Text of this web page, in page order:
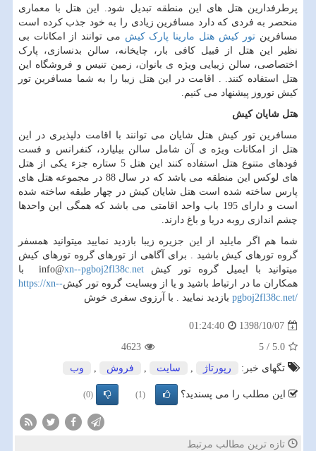
پرطرفدارین هتل های این منطقه تبدیل شود. این هتل با معماری
منحصر به فردی که دارد مسافرین زیادی را به خود جذب کرده است
مسافرین تور کیش هتل مارینا پارک کیش می توانند از امکانات بی
نظیر این هتل از قبیل کافی بار، چایخانه، سالن بدنسازی، پارک
اختصاصی، سالن زیبایی ویژه ی بانوان، زمین تنیس و فروشگاه این
هتل استفاده کنند. . اقامت در این هتل زیبا را به شما مسافرین تور
کیش نوروز پیشنهاد می کنیم.
هتل شایان کیش
مسافرین تور کیش هتل شایان می توانند با اقامت دلپذیری در این
هتل از امکانات ویژه ی آن شامل سالن بیلیارد، کنفرانس و فست
فودهای متنوع هتل استفاده کنند این هتل 5 ستاره جزء یکی از هتل
های لوکس این منطقه می باشد که در سال 88 در مجموعه هتل های
پارس ساخته شده است هتل شایان کیش در چهار طبقه ساخته شده
است و دارای 195 باب واحد اقامتی می باشد که همگی این واحدها
چشم اندازی روبه دریا و باغ دارند.
شما هم اگر مایلید از این جزیره زیبا بازدید نمایید میتوانید همسفر
گروه تورهای کیش باشید . برای آگاهی از تورهای گروه تورهای کیش
میتوانید با ایمیل گروه تور کیش
info@xn--pgboj2fl38c.net
با
همکاران ما در ارتباط باشید و یا از وبسایت گروه تور کیشhttps://xn--
pgboj2fl38c.net/ بازدید نمایید . با آرزوی سفری خوش
1398/10/07
01:24:40
5.0
/
5
4623
تگهای خبر:
رپورتاژ , سایت , فروش , وب
این مطلب را می پسندید؟ (1)
(0)
تازه ترین مطالب مرتبط